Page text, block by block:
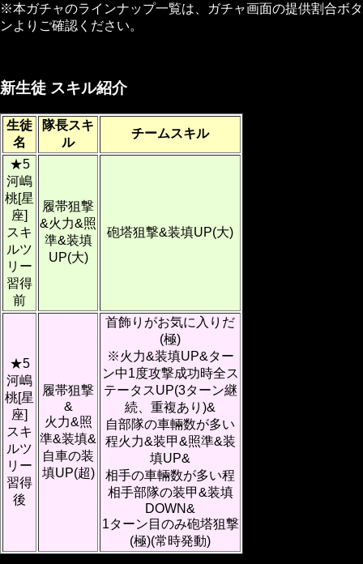
※本ガチャのラインナップ一覧は、ガチャ画面の提供割合ボタ
ンよりご確認ください。
新生徒 スキル紹介
生徒
名
隊長スキ
ル
チームスキル
★5
河嶋
桃[星
座]
スキ
ルツ
リー
習得
前
履帯狙撃
&火力&照
準&装填
UP(大)
砲塔狙撃&装填UP(大)
★5
河嶋
桃[星
座]
スキ
ルツ
リー
習得
後
履帯狙撃
&
火力&照
準&装填&
自車の装
填UP(超)
首飾りがお気に入りだ
(極)
※火力&装填UP&ター
ン中1度攻撃成功時全ス
テータスUP(3ターン継
続、重複あり)&
自部隊の車輛数が多い
程火力&装甲&照準&装
填UP&
相手の車輛数が多い程
相手部隊の装甲&装填
DOWN&
1ターン目のみ砲塔狙撃
(極)(常時発動)